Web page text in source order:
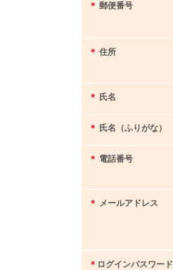
＊ 郵便番号
＊ 住所
＊ 氏名
＊ 氏名（ふりがな）
＊ 電話番号
＊ メールアドレス
＊ ログインパスワード